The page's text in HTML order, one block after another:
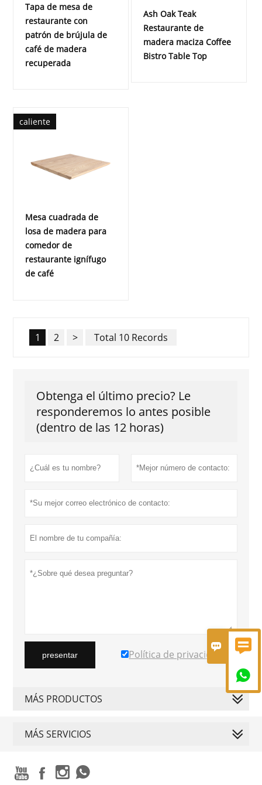
 

Tapa de mesa de
restaurante con
patrón de brújula de
café de madera
recuperada
Ash Oak Teak
Restaurante de
madera maciza Coffee
Bistro Table Top
caliente
Mesa cuadrada de
losa de madera para
comedor de
restaurante ignífugo
de café
1 2 > Total 10 Records
Obtenga el último precio? Le
responderemos lo antes posible
(dentro de las 12 horas)
presentar Política de privacidad
MÁS PRODUCTOS
MÁS SERVICIOS
   